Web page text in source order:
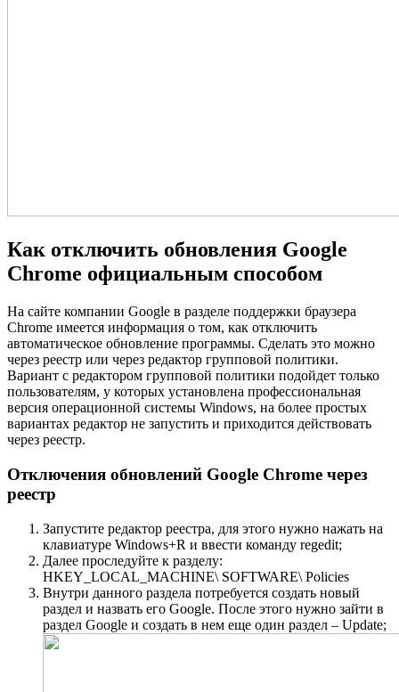
Как отключить обновления Google
Chrome официальным способом
На сайте компании Google в разделе поддержки браузера
Chrome имеется информация о том, как отключить
автоматическое обновление программы. Сделать это можно
через реестр или через редактор групповой политики.
Вариант с редактором групповой политики подойдет только
пользователям, у которых установлена профессиональная
версия операционной системы Windows, на более простых
вариантах редактор не запустить и приходится действовать
через реестр.
Отключения обновлений Google Chrome через
реестр
Запустите редактор реестра, для этого нужно нажать на
клавиатуре Windows+R и ввести команду regedit;
Далее проследуйте к разделу:
HKEY_LOCAL_MACHINE\ SOFTWARE\ Policies
Внутри данного раздела потребуется создать новый
раздел и назвать его Google. После этого нужно зайти в
раздел Google и создать в нем еще один раздел – Update;